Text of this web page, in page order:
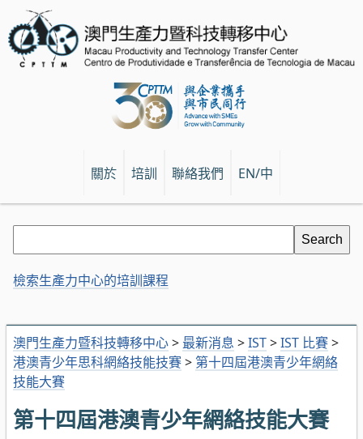
關於 培訓 聯絡我們 EN/中
澳門生產力暨科技轉移中心> 最新消息 >IST>IST 比賽>
港澳青少年思科網絡技能技賽> 第十四屆港澳青少年網絡
技能大賽
第十四屆港澳青少年網絡技能大賽
檢索生產力中心的培訓課程